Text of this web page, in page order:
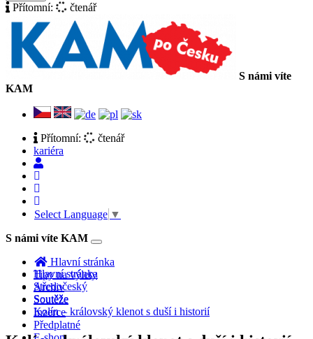
Přítomní: čtenář
S námi víte
KAM
Přítomní:
čtenář
kariéra
Select Language ▼
S námi víte KAM
Toggle
navigation
Hlavní stránka
Tipy na výlety
Archiv
Soutěže
Inzerce
Předplatné
Hlavní stránka
Středočeský
Soutěže
Kolín – královský klenot s duší i historií